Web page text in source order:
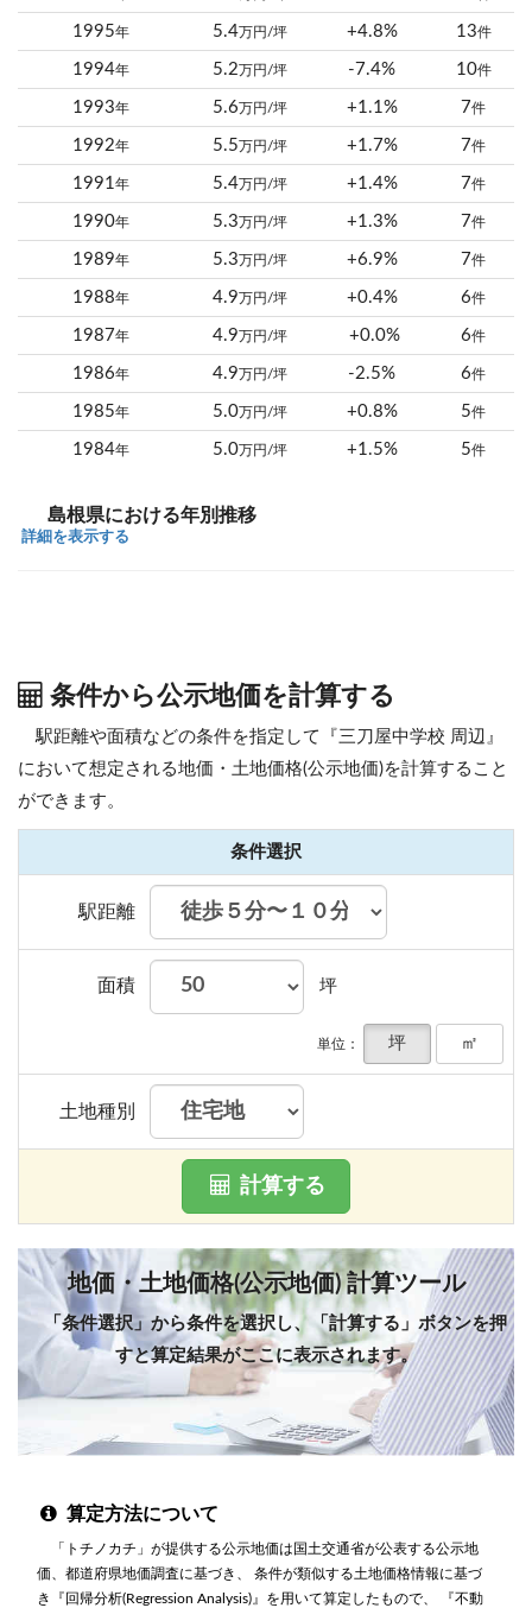
1995年 5.4万円/坪 +4.8% 13件
1994年 5.2 万円/坪 -7.4% 10件
1993年 5.6 万円/坪 +1.1% 7件
1992年 5.5 万円/坪 +1.7% 7件
1991年 5.4万円/坪 +1.4% 7件
1990年 5.3 万円/坪 +1.3% 7件
1989年 5.3 万円/坪 +6.9% 7件
1988年 4.9 万円/坪 +0.4% 6件
1987年 4.9 万円/坪 +0.0% 6件
1986年 4.9 万円/坪 -2.5% 6件
1985年 5.0万円/坪 +0.8% 5件
1984年 5.0万円/坪 +1.5% 5件
島根県における年別推移
詳細を表示する
条件から公示地価を計算する
駅距離や面積などの条件を指定して『三刀屋中学校 周辺』
において想定される地価・土地価格(公示地価)を計算すること
ができます。
条件選択
駅距離
面積 坪
単位： 坪 ㎡
土地種別
計算する
地価・土地価格(公示地価) 計算ツール
「条件選択」から条件を選択し、「計算する」ボタンを押
すと算定結果がここに表示されます。
算定方法について
「トチノカチ」が提供する公示地価は国土交通省が公表する公示地
価、都道府県地価調査に基づき、 条件が類似する土地価格情報に基づ
き『回帰分析(Regression Analysis)』を用いて算定したもので、 『不動